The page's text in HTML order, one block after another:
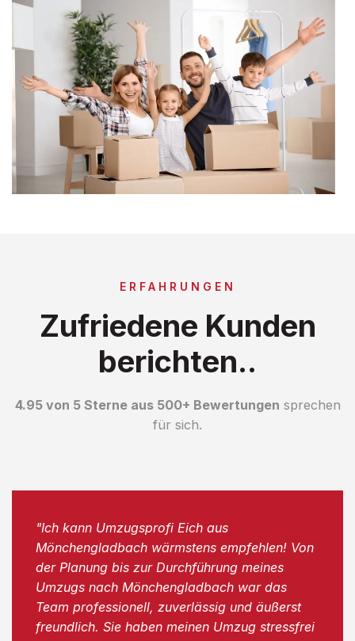
ERFAHRUNGEN
Zufriedene Kunden
berichten..
4.95 von 5 Sterne aus 500+ Bewertungen sprechen
für sich.
"Ich kann Umzugsprofi Eich aus
Mönchengladbach wärmstens empfehlen! Von
der Planung bis zur Durchführung meines
Umzugs nach Mönchengladbach war das
Team professionell, zuverlässig und äußerst
freundlich. Sie haben meinen Umzug stressfrei